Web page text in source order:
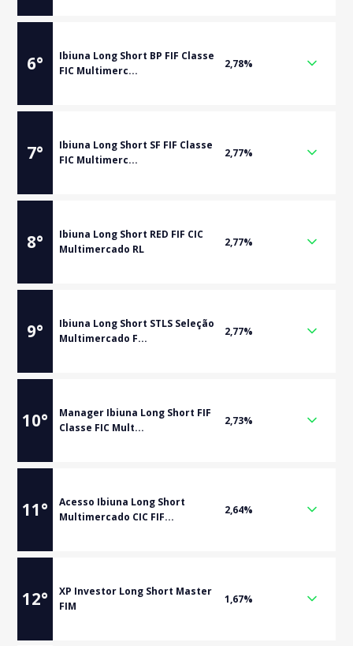
6°
Ibiuna Long Short BP FIF Classe
FIC Multimerc...
2,78%
7°
Ibiuna Long Short SF FIF Classe
FIC Multimerc...
2,77%
8°
Ibiuna Long Short RED FIF CIC
Multimercado RL
2,77%
9°
Ibiuna Long Short STLS Seleção
Multimercado F...
2,77%
10°
Manager Ibiuna Long Short FIF
Classe FIC Mult...
2,73%
11°
Acesso Ibiuna Long Short
Multimercado CIC FIF...
2,64%
12°
XP Investor Long Short Master
FIM
1,67%